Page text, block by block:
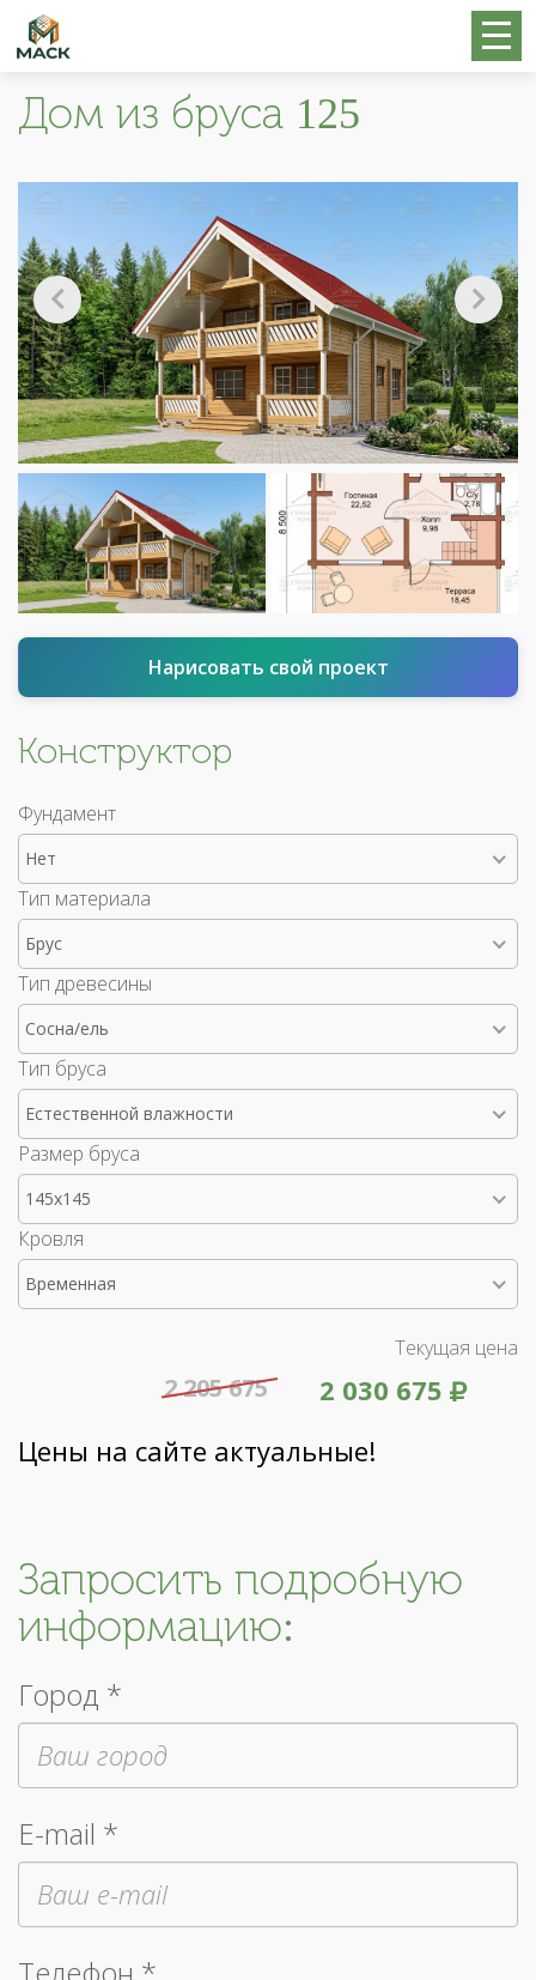
Дом из бруса 125
Нарисовать свой проект
Конструктор
Фундамент
Нет
Тип материала
Брус
Тип древесины
Сосна/ель
Тип бруса
Естественной влажности
Размер бруса
145x145
Кровля
Временная
Текущая цена
2 030 675
2 205 675
Цены на сайте актуальные!
Запросить подробную
информацию:
Город *
E-mail *